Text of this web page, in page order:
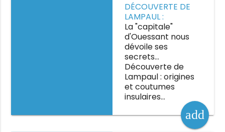
DÉCOUVERTE DE
LAMPAUL :
ORIGINES ET
COUTUMES
INSULAIRES
La "capitale"
d'Ouessant nous
dévoile ses
secrets…
Découverte de
Lampaul : origines
et coutumes
insulaires…
add